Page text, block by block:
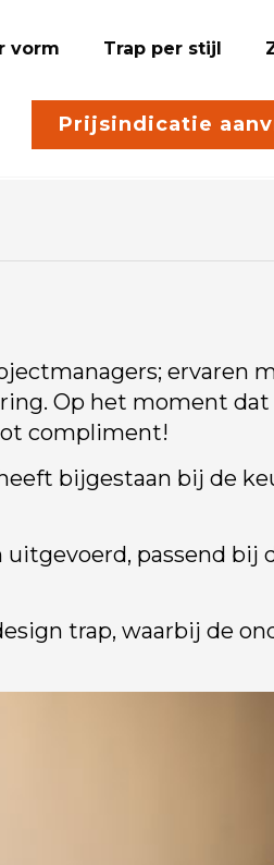
vorm Trap per stijl
Prijsindicatie
ervaren
Op het moment
compliment!
bijgestaan bij de
passend
trap, waarbij de